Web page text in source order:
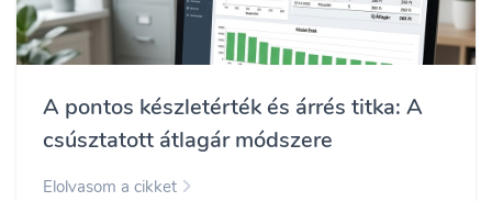
A pontos készletérték és árrés titka: A
csúsztatott átlagár módszere
Elolvasom a cikket